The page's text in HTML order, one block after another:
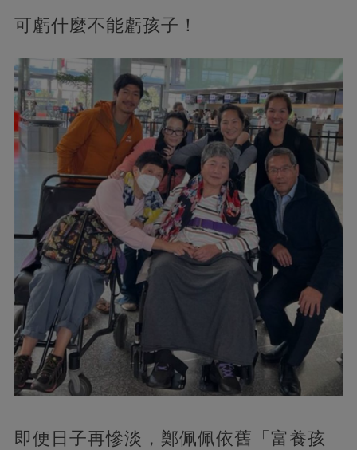
可虧什麼不能虧孩子！
即便日子再慘淡，鄭佩佩依舊「富養孩